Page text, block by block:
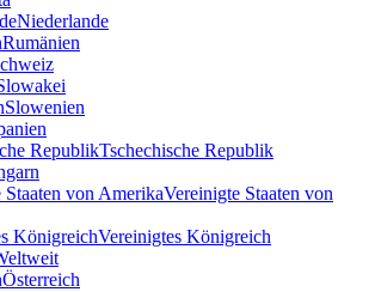
Niederlande
Rumänien
Slowenien
Tschechische Republik
Vereinigte Staaten von
Vereinigtes Königreich
Österreich